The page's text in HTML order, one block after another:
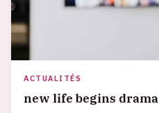
ACTUALITÉS
new life begins drama